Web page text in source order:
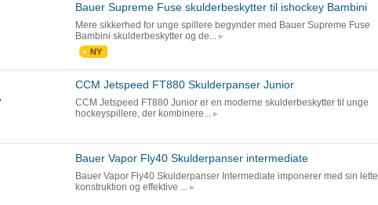
Bauer Supreme Fuse skulderbeskytter til ishockey Bambini
Mere sikkerhed for unge spillere begynder med Bauer Supreme Fuse
Bambini skulderbeskytter og de...
NY
CCM Jetspeed FT880 Skulderpanser Junior
CCM Jetspeed FT880 Junior er en moderne skulderbeskytter til unge
hockeyspillere, der kombinere...
Bauer Vapor Fly40 Skulderpanser intermediate
Bauer Vapor Fly40 Skulderpanser Intermediate imponerer med sin lette
konstruktion og effektive ...